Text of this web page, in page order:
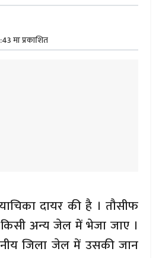
मा प्रकाशित
दायर की है । तौसीफ
अन्य जेल में भेजा जाए ।
जिला जेल में उसकी जान